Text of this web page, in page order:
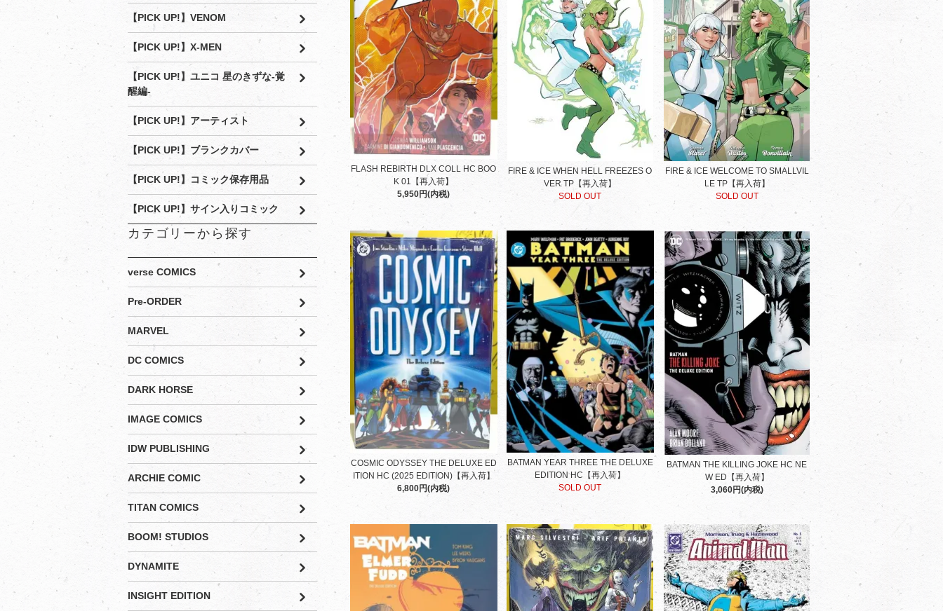
FLASH REBIRTH DLX COLL HC BOO
K 01【再入荷】
5,950円(内税)
FIRE & ICE WHEN HELL FREEZES O
VER TP【再入荷】
SOLD OUT
FIRE & ICE WELCOME TO SMALLVIL
LE TP【再入荷】
SOLD OUT
COSMIC ODYSSEY THE DELUXE ED
ITION HC (2025 EDITION)【再入荷】
6,800円(内税)
BATMAN YEAR THREE THE DELUXE
EDITION HC【再入荷】
SOLD OUT
BATMAN THE KILLING JOKE HC NE
W ED【再入荷】
3,060円(内税)
【PICK UP!】VENOM
【PICK UP!】X-MEN
【PICK UP!】ユニコ 星のきずな-覚
醒編-
【PICK UP!】アーティスト
【PICK UP!】ブランクカバー
【PICK UP!】コミック保存用品
【PICK UP!】サイン入りコミック
カテゴリーから探す
verse COMICS
Pre-ORDER
MARVEL
DC COMICS
DARK HORSE
IMAGE COMICS
IDW PUBLISHING
ARCHIE COMIC
TITAN COMICS
BOOM! STUDIOS
DYNAMITE
INSIGHT EDITION